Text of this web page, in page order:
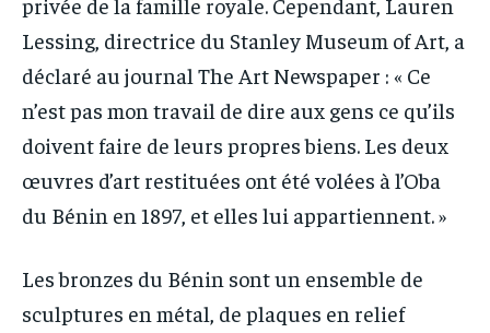
Lessing, directrice du Stanley Museum of Art, a
déclaré au journal The Art Newspaper : « Ce
n’est pas mon travail de dire aux gens ce qu’ils
doivent faire de leurs propres biens. Les deux
œuvres d’art restituées ont été volées à l’Oba
du Bénin en 1897, et elles lui appartiennent. »
Les bronzes du Bénin sont un ensemble de
sculptures en métal, de plaques en relief